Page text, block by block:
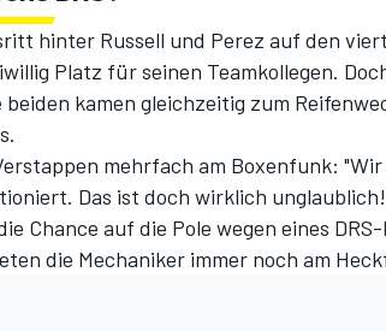
hinter Russell und Perez auf den
Platz für seinen Teamkollegen.
kamen gleichzeitig zum
mehrfach am Boxenfunk:
Das ist doch wirklich
Chance auf die Pole wegen eines
die Mechaniker immer noch am